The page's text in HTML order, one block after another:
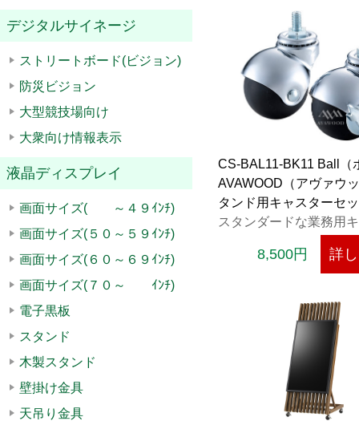
CS-BAL11-BK11 Ball（
AVAWOOD（アヴァウ
タンド用キャスターセ
スタンダードな業務用
8,500円 詳
デジタルサイネージ
ストリートボード(ビジョン)
防災ビジョン
大型競技場向け
大衆向け情報表示
液晶ディスプレイ
画面サイズ( ～４９ｲﾝﾁ)
画面サイズ(５０～５９ｲﾝﾁ)
画面サイズ(６０～６９ｲﾝﾁ)
画面サイズ(７０～ ｲﾝﾁ)
電子黒板
スタンド
木製スタンド
壁掛け金具
天吊り金具